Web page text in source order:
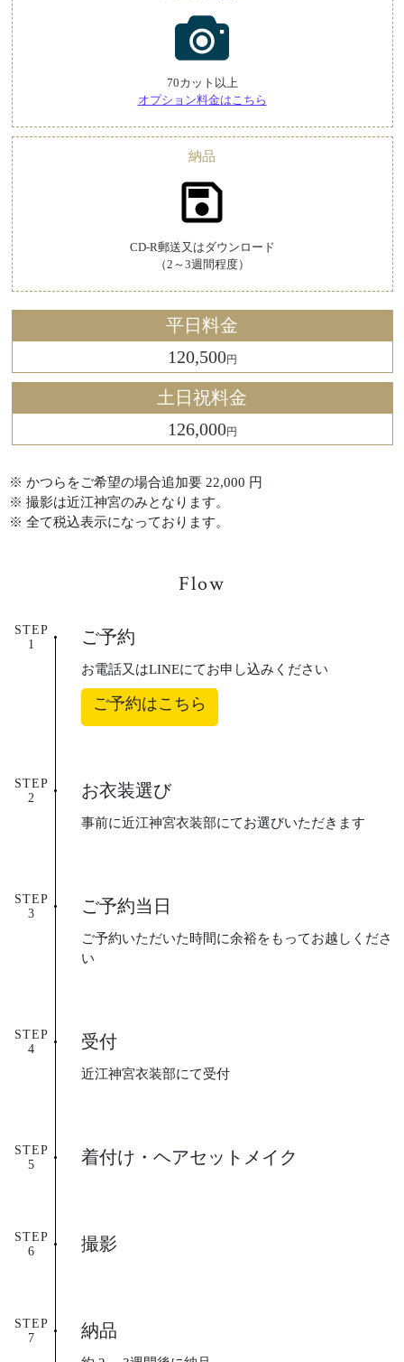
70カット以上
オプション料金はこちら
納品
CD-R郵送又はダウンロード
（2～3週間程度）
平日料金
120,500円
土日祝料金
126,000円
※ かつらをご希望の場合追加要 22,000 円
※ 撮影は近江神宮のみとなります。
※ 全て税込表示になっております。
Flow
STEP ご予約
お電話又はLINEにてお申し込みください
ご予約はこちら
STEP お衣装選び
事前に近江神宮衣装部にてお選びいただきます
STEP ご予約当日
ご予約いただいた時間に余裕をもってお越しくださ
い
STEP 受付
近江神宮衣装部にて受付
STEP 着付け・ヘアセットメイク
STEP 撮影
STEP 納品